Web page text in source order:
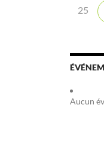
25
Aucun